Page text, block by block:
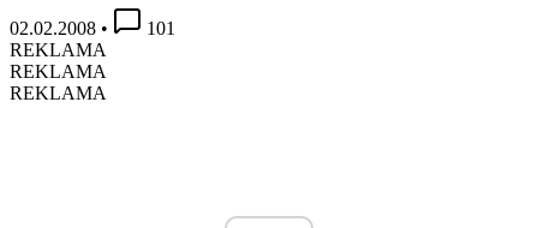
02.02.2008 •
101
REKLAMA
REKLAMA
REKLAMA